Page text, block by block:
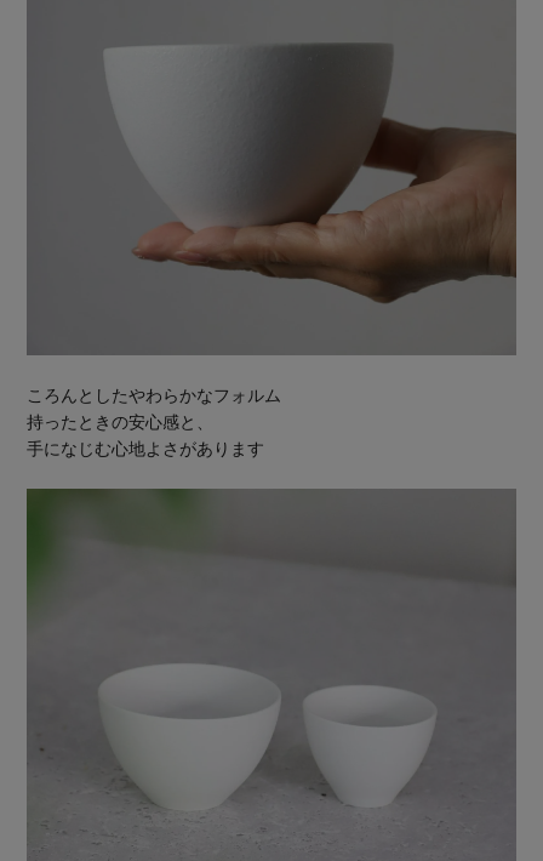
ころんとしたやわらかなフォルム
持ったときの安心感と、
手になじむ心地よさがあります